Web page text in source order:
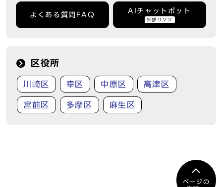
よくある質問FAQ
AIチャットボット
外部リンク
区役所
川崎区 幸区 中原区 高津区
宮前区 多摩区 麻生区
ページの